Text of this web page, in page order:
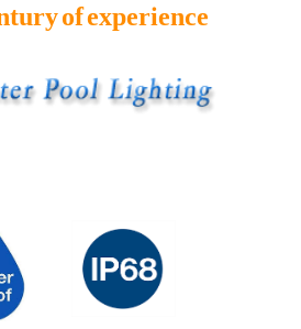
of experience